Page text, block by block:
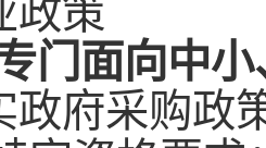
政策
门面向中
政府采购政